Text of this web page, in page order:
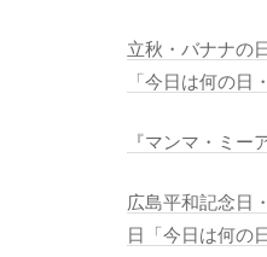
立秋・バナナの
「今日は何の日
『マンマ・ミー
広島平和記念日
日「今日は何の